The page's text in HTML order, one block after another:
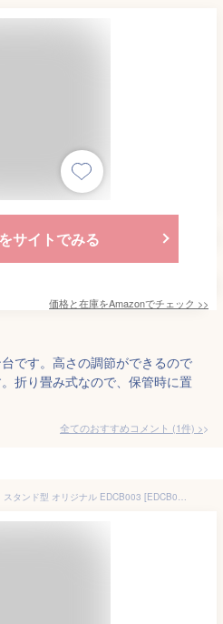
サイトでみる
価格と在庫をAmazonでチェック >>
です。高さの調節ができるので
。折り畳み式なので、保管時に置
全てのおすすめコメント (1件) >
シービージャパン アイロン台 スタンド型 オリジナル EDCB003 [EDCB003]